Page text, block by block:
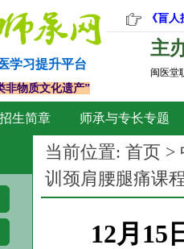
招生简章 师承与专长专题
学习提升平台
物质文化遗产”
《盲
主
闽医堂
当前位置: 首页 >
训颈肩腰腿痛课
12月15